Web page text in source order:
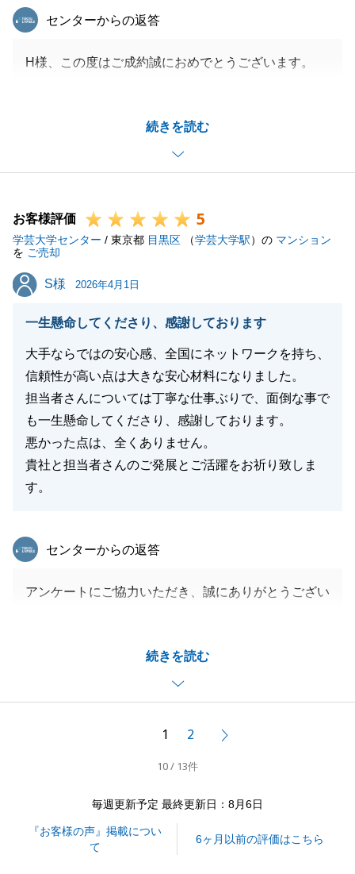
続きを読む
東急リバブル
センターからの返答
H様、この度はご成約誠におめでとうございます。
たと考えております。
本当にありがとうございました。
引き続き、不動産に関しましてお力添えできることが
お客様評価 5
学芸大学センター / 東京都 目黒区 （学芸大学駅）の マンション
を ご売却
S様
S様 2026年4月1日
一生懸命してくださり、感謝しております
大手ならではの安心感、全国にネットワークを持ち、
信頼性が高い点は大きな安心材料になりました。
担当者さんについては丁寧な仕事ぶりで、面倒な事で
も一生懸命してくださり、感謝しております。
悪かった点は、全くありません。
貴社と担当者さんのご発展とご活躍をお祈り致しま
す。
続きを読む
東急リバブル
センターからの返答
アンケートにご協力いただき、誠にありがとうござい
し、大変嬉しく思っております。
励みになるお言葉、心より感謝申し上げます。
今後もご期待に沿えるよう努めてまいりますので、不
引き続きよろしくお願い申し上げます。
閉じる
1 2
10 / 13件
毎週更新予定 最終更新日：8月6日
『お客様の声』掲載につい
て
6ヶ月以前の評価はこちら